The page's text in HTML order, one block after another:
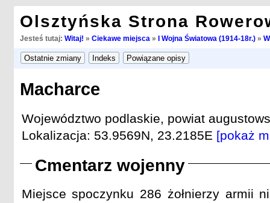
Olsztyńska Strona
Jesteś tutaj: Witaj! » Ciekawe miejsca » I Wojna Światowa (1914-18r.)»
Macharce
Województwo podlaskie, powiat
Lokalizacja: 53.9569N, 23.2185E [pokaż
Cmentarz wojenny
Miejsce spoczynku 286 żołnierzy armii